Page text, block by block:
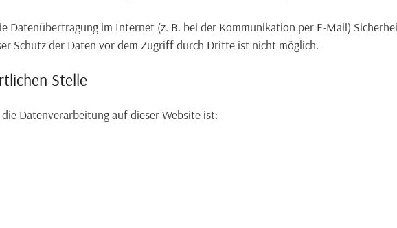
Datenübertragung im Internet (z. B. bei der Kommunikation per E-Mail)
Schutz der Daten vor dem Zugriff durch Dritte ist nicht möglich.
Stelle
Datenverarbeitung auf dieser Website ist: